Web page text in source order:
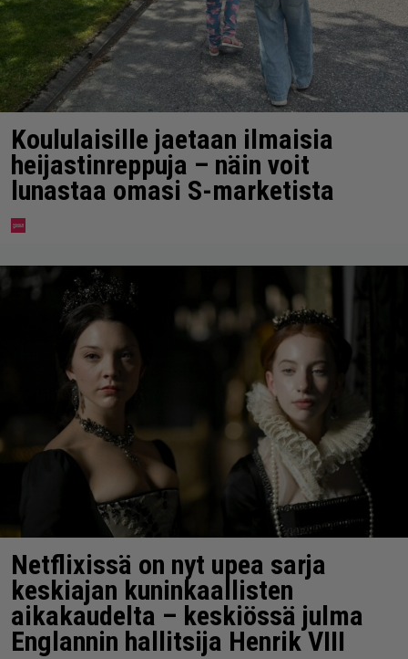
Koululaisille jaetaan ilmaisia
heijastinreppuja – näin voit
lunastaa omasi S-marketista
Netflixissä on nyt upea sarja
keskiajan kuninkaallisten
aikakaudelta – keskiössä julma
Englannin hallitsija Henrik VIII